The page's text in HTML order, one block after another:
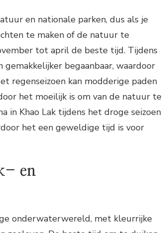
en nationale parken, dus als je
te maken of de natuur te
tot april de beste tijd. Tijdens
begaanbaar, waardoor
regenseizoen kan modderige paden
het moeilijk is om van de natuur te
in Khao Lak tijdens het droge seizoen
het een geweldige tijd is voor
en
onderwaterwereld, met kleurrijke